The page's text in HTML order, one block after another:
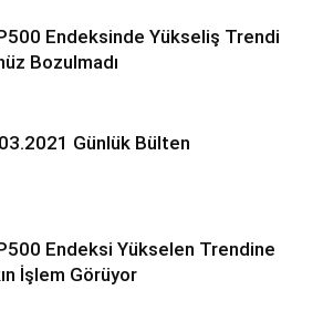
Endeksinde Yükseliş Trendi
Bozulmadı
Günlük Bülten
Endeksi Yükselen Trendine
İşlem Görüyor